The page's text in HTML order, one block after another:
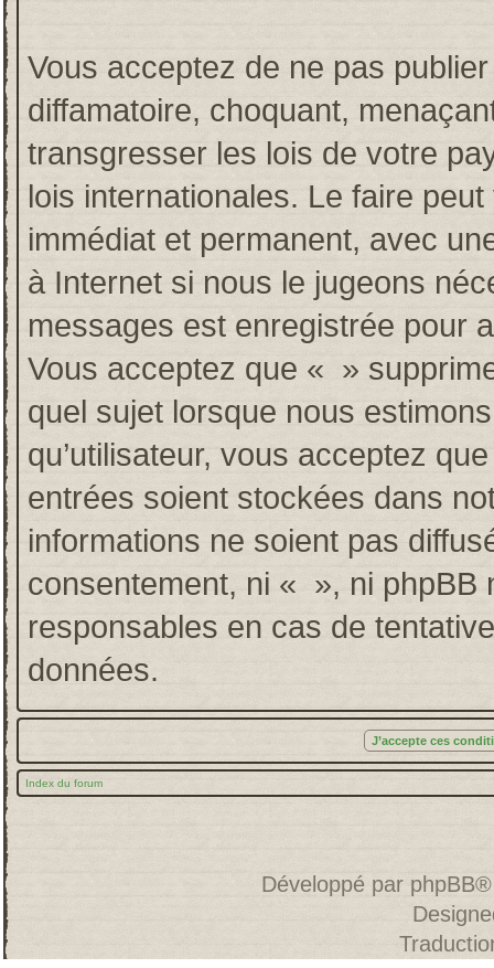
Vous acceptez de ne pas
diffamatoire, choquant,
transgresser les lois de votre
lois internationales. Le faire
immédiat et permanent, avec
à Internet si nous le jugeons
messages est enregistrée pour
Vous acceptez que « »
quel sujet lorsque nous
qu’utilisateur, vous acceptez
entrées soient stockées dans
informations ne soient pas
consentement, ni « », ni phpBB
responsables en cas de
données.
Index du forum
Développé par phpBB®